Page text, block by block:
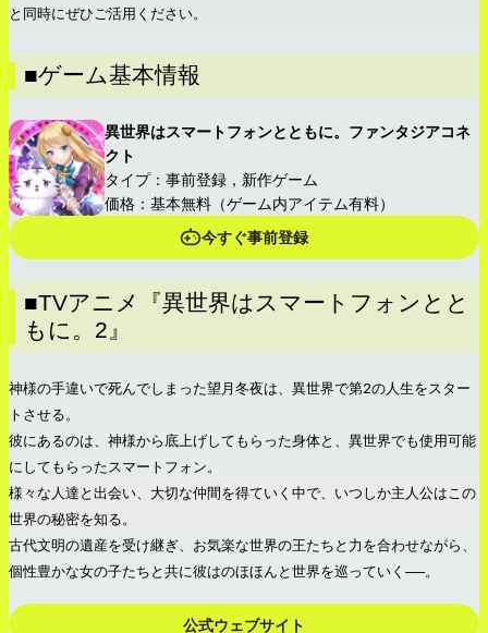
と同時にぜひご活用ください。
■ゲーム基本情報
異世界はスマートフォンとともに。ファンタジアコネ
クト
タイプ：事前登録，新作ゲーム
価格：基本無料（ゲーム内アイテム有料）
今すぐ事前登録
■TVアニメ『異世界はスマートフォンとと
もに。2』
神様の手違いで死んでしまった望月冬夜は、異世界で第2の人生をスター
トさせる。
彼にあるのは、神様から底上げしてもらった身体と、異世界でも使用可能
にしてもらったスマートフォン。
様々な人達と出会い、大切な仲間を得ていく中で、いつしか主人公はこの
世界の秘密を知る。
古代文明の遺産を受け継ぎ、お気楽な世界の王たちと力を合わせながら、
個性豊かな女の子たちと共に彼はのほほんと世界を巡っていく──。
公式ウェブサイト